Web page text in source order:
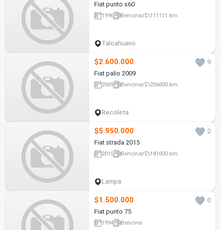
Fiat punto s60
1996 Bencina 111111 km
Talcahuano
$2.600.000
9
Fiat palio 2009
2009 Bencina 256000 km
Recoleta
$5.950.000
2
Fiat strada 2015
2015 Bencina 181000 km
Lampa
$1.500.000
0
Fiat punto 75
1994 Bencina